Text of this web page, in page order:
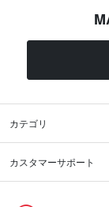
カテゴリ
カスタマーサポート